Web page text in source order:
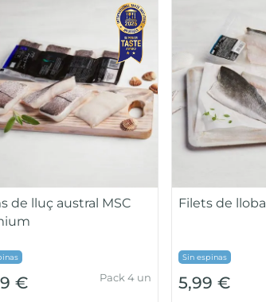
neta 4 - 8 peces
€ Bossa 510 g
amb pell
Sin espinas
13,99 €